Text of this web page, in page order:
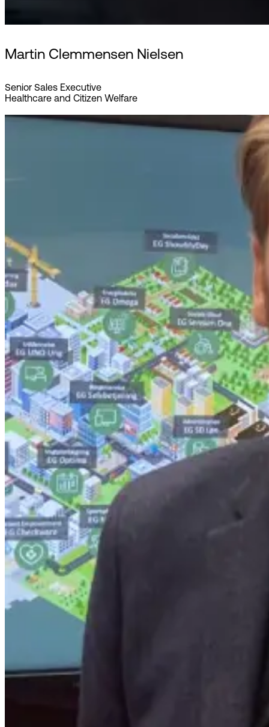
Martin Clemmensen Nielsen
Senior Sales Executive
Healthcare and Citizen Welfare